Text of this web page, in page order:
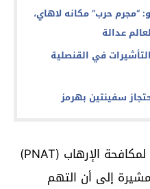
“مجرم حرب” مكانه لاهاي،
عدالة
في القنصلية
سفينتين بهرمز
وأكدت النيابة العامة الوطنية لمكافحة الإرهاب (PNAT)
إلى أن التهم